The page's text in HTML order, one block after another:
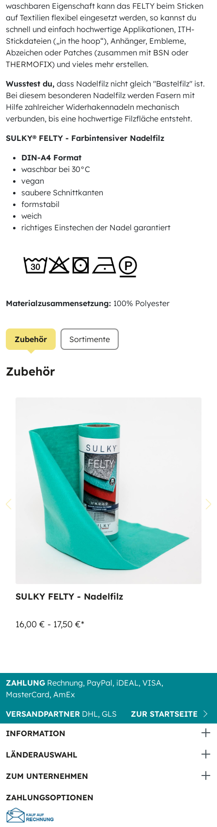
waschbaren Eigenschaft kann das FELTY beim Sticken
auf Textilien flexibel eingesetzt werden, so kannst du
schnell und einfach hochwertige Applikationen, ITH-
Stickdateien („in the hoop“), Anhänger, Embleme,
Abzeichen oder Patches (zusammen mit BSN oder
THERMOFIX) und vieles mehr erstellen.
Wusstest du, dass Nadelfilz nicht gleich "Bastelfilz" ist.
Bei diesem besonderen Nadelfilz werden Fasern mit
Hilfe zahlreicher Widerhakennadeln mechanisch
verbunden, bis eine hochwertige Filzfläche entsteht.
SULKY® FELTY - Farbintensiver Nadelfilz
DIN-A4 Format
waschbar bei 30°C
vegan
saubere Schnittkanten
formstabil
weich
richtiges Einstechen der Nadel garantiert
Materialzusammensetzung: 100% Polyester
Zubehör Sortimente
Zubehör
SULKY FELTY - Nadelfilz
16,00 € - 17,50 €*
ZAHLUNG Rechnung, PayPal, iDEAL, VISA,
MasterCard, AmEx
VERSANDPARTNER DHL, GLS
ZUR STARTSEITE
INFORMATION
LÄNDERAUSWAHL
ZUM UNTERNEHMEN
ZAHLUNGSOPTIONEN